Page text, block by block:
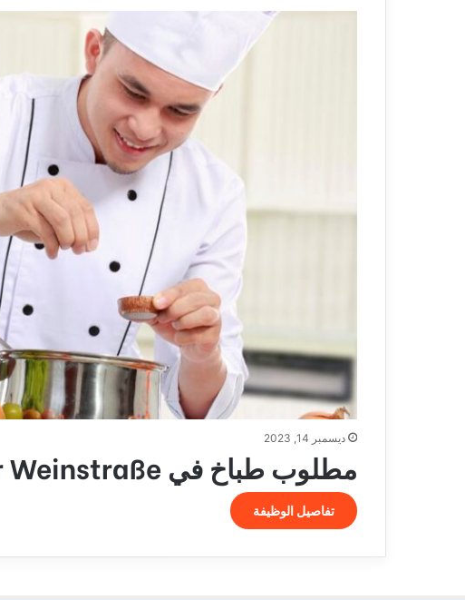
ديسمبر 14, 2023
مطلوب طباخ في Neustadt an der Weinstraße
تفاصيل الوظيفة